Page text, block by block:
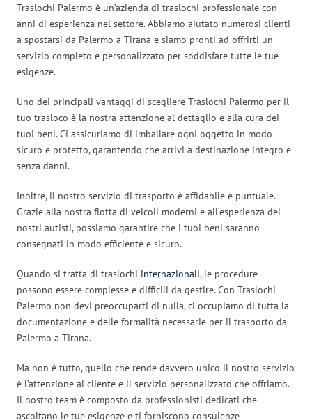
Traslochi Palermo è un’azienda di traslochi professionale con
anni di esperienza nel settore. Abbiamo aiutato numerosi clienti
a spostarsi da Palermo a Tirana e siamo pronti ad offrirti un
servizio completo e personalizzato per soddisfare tutte le tue
esigenze.
Uno dei principali vantaggi di scegliere Traslochi Palermo per il
tuo trasloco è la nostra attenzione al dettaglio e alla cura dei
tuoi beni. Ci assicuriamo di imballare ogni oggetto in modo
sicuro e protetto, garantendo che arrivi a destinazione integro e
senza danni.
Inoltre, il nostro servizio di trasporto è affidabile e puntuale.
Grazie alla nostra flotta di veicoli moderni e all’esperienza dei
nostri autisti, possiamo garantire che i tuoi beni saranno
consegnati in modo efficiente e sicuro.
Quando si tratta di traslochi internazionali, le procedure
possono essere complesse e difficili da gestire. Con Traslochi
Palermo non devi preoccuparti di nulla, ci occupiamo di tutta la
documentazione e delle formalità necessarie per il trasporto da
Palermo a Tirana.
Ma non è tutto, quello che rende davvero unico il nostro servizio
è l’attenzione al cliente e il servizio personalizzato che offriamo.
Il nostro team è composto da professionisti dedicati che
ascoltano le tue esigenze e ti forniscono consulenze